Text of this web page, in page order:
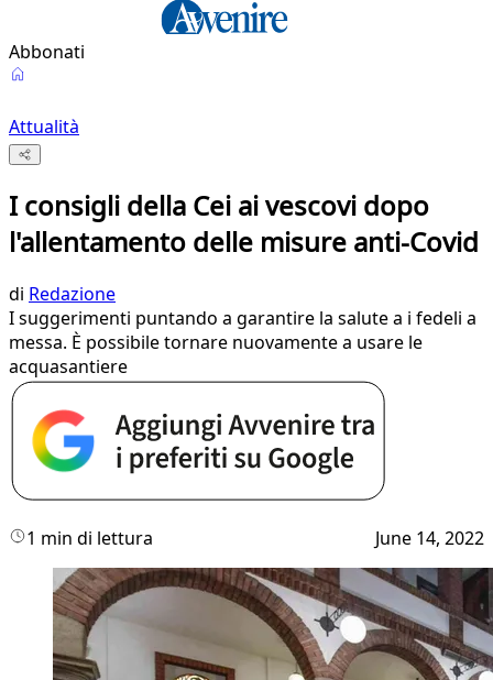
Abbonati
Attualità
I consigli della Cei ai vescovi dopo
l'allentamento delle misure anti-Covid
di Redazione
I suggerimenti puntando a garantire la salute a i fedeli a
messa. È possibile tornare nuovamente a usare le
acquasantiere
1 min di lettura June 14, 2022